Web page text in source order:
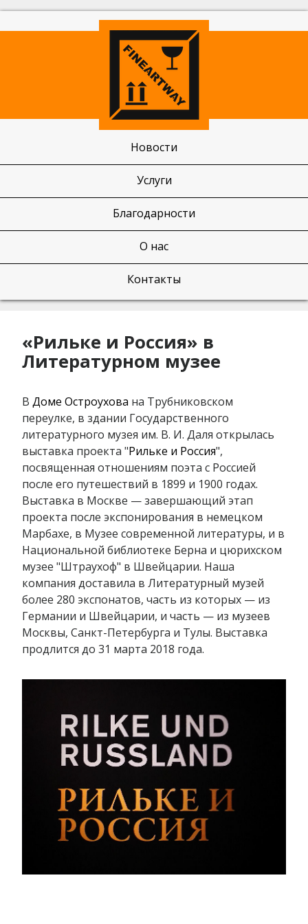
Новости
Услуги
Благодарности
О нас
Контакты
«Рильке и Россия» в
Литературном музее
В Доме Остроухова на Трубниковском
переулке, в здании Государственного
литературного музея им. В. И. Даля открылась
выставка проекта "Рильке и Россия",
посвященная отношениям поэта с Россией
после его путешествий в 1899 и 1900 годах.
Выставка в Москве — завершающий этап
проекта после экспонирования в немецком
Марбахе, в Музее современной литературы, и в
Национальной библиотеке Берна и цюрихском
музее "Штраухоф" в Швейцарии. Наша
компания доставила в Литературный музей
более 280 экспонатов, часть из которых — из
Германии и Швейцарии, и часть — из музеев
Москвы, Санкт-Петербурга и Тулы. Выставка
продлится до 31 марта 2018 года.